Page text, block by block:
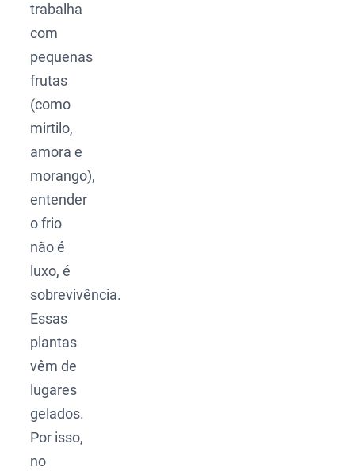
trabalha
com
pequenas
frutas
(como
mirtilo,
amora e
morango),
entender
o frio
não é
luxo, é
sobrevivência.
Essas
plantas
vêm de
lugares
gelados.
Por isso,
no